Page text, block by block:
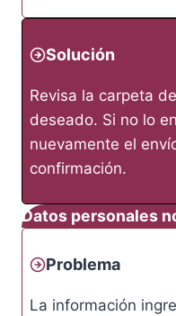
Solución
Revisa la carpeta
deseado. Si no lo
nuevamente el
confirmación.
Datos personales
Problema
La información